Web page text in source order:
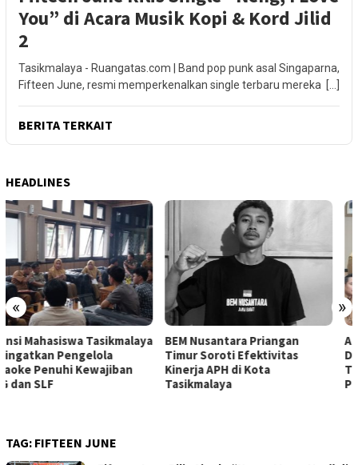
You” di Acara Musik Kopi & Kord Jilid
2
Tasikmalaya - Ruangatas.com | Band pop punk asal Singaparna,
Fifteen June, resmi memperkenalkan single terbaru mereka […]
BERITA TERKAIT
HEADLINES
« »
BEM Nusantara Priangan
Timur Soroti Efektivitas
Kinerja APH di Kota
Tasikmalaya
Aliansi Mahasiswa Tasikmalaya
Desak Pemkot Audit Perizinan
Tempat Karaoke, Soroti
Penegakan Hukum
TAG: FIFTEEN JUNE